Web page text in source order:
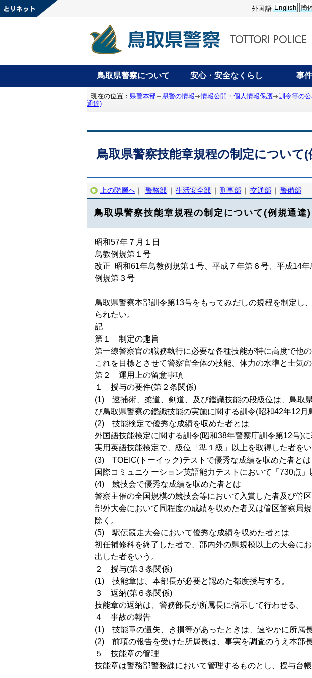
外国語 English 簡
鳥取県警察について 安心・安全なくらし 事
現在の位置： 県警本部 県警の情報 情報公開・個人情報保護 訓令等の
通達)
鳥取県警察技能章規程の制定について(
上の階層へ ｜ 警務部 ｜ 生活安全部 ｜ 刑事部 ｜ 交通部 ｜ 警備部
鳥取県警察技能章規程の制定について(例規通達)
昭和57年７月１日
鳥教例規第１号
改正 昭和61年鳥教例規第１号、平成７年第６号、平成14
例規第３号
鳥取県警察本部訓令第13号をもってみだしの規程を制定し
られたい。
記
第１ 制定の趣旨
第一線警察官の職務執行に必要な各種技能が特に高度で他
これを目標とさせて警察官全体の技能、体力の水準と士気
第２ 運用上の留意事項
１ 授与の要件(第２条関係)
(1) 逮捕術、柔道、剣道、及び鑑識技能の段級位は、鳥取
び鳥取県警察の鑑識技能の実施に関する訓令(昭和42年12
(2) 技能検定で優秀な成績を収めた者とは
外国語技能検定に関する訓令(昭和38年警察庁訓令第12号)
実用英語技能検定で、級位「準１級」以上を取得した者をい
(3) TOEIC(トーイック)テストで優秀な成績を収めた者とは
国際コミュニケーション英語能力テストにおいて「730点」
(4) 競技会で優秀な成績を収めた者とは
警察主催の全国規模の競技会等において入賞した者及び管
部外大会において同程度の成績を収めた者又は管区警察局
除く。
(5) 駅伝競走大会において優秀な成績を収めた者とは
初任補修科を終了した者で、部内外の県規模以上の大会に
出した者をいう。
２ 授与(第３条関係)
(1) 技能章は、本部長が必要と認めた都度授与する。
３ 返納(第６条関係)
技能章の返納は、警務部長が所属長に指示して行わせる。
４ 事故の報告
(1) 技能章の遺失、き損等があったときは、速やかに所属
(2) 前項の報告を受けた所属長は、事実を調査のうえ本部
５ 技能章の管理
技能章は警務部警務課において管理するものとし、授与台